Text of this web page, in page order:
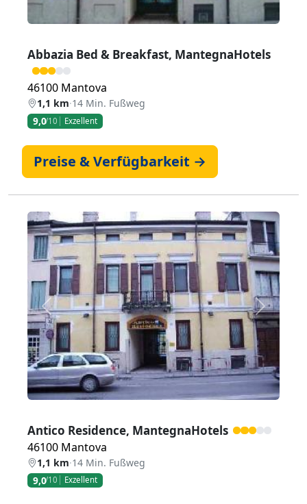
Abbazia Bed & Breakfast, MantegnaHotels
46100 Mantova
1,1 km·14 Min. Fußweg
9,0/10 Exzellent
Preise & Verfügbarkeit →
Zurück Weiter
Antico Residence, MantegnaHotels
46100 Mantova
1,1 km·14 Min. Fußweg
9,0/10 Exzellent